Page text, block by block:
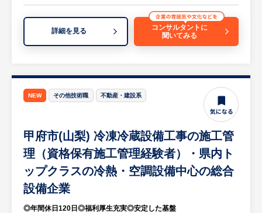
自身の成長や貢献度を強く実感できます。
プロジェクトを推進していただきます
どが中心）
・システムの提案・要件定義・設計・開発
開発後の運用サポート・コンサルティング
【開発環境・プロジェクト構成】
・使用言語：VB.NET、C#（画像のデザイン
がやりやすいため）
・プロジェクト体制：3～4人体制で進行（期
・開発スタイル：自社内開発100%（客先常
詳細を見る
コンサルタントに
聞いてみる
NEW その他技術職 不動産・建設系
甲府市(山梨) 冷凍冷蔵設備工事の施工管
理（資格保有施工管理経験者）・県内ト
ップクラスの冷熱・空調設備中心の総合
設備企業
◎年間休日120日◎福利厚生充実◎安定した基盤